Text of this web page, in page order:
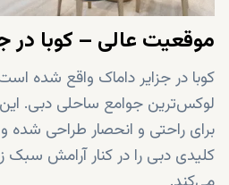
موقعیت عالی – کوبا در
کوبا در جزایر داماک واقع شده
لوکس‌ترین جوامع ساحلی دبی.
برای راحتی و انحصار طراحی شده
کلیدی دبی را در کنار آرامش سبک